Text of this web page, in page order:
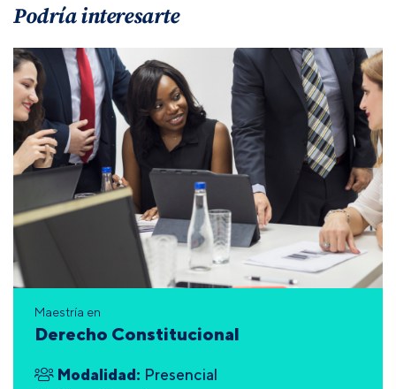
Podría interesarte
Maestría en
Derecho Constitucional
Modalidad: Presencial